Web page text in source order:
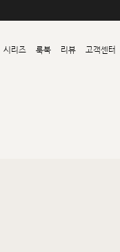
시리즈 룩북 리뷰 고객센터